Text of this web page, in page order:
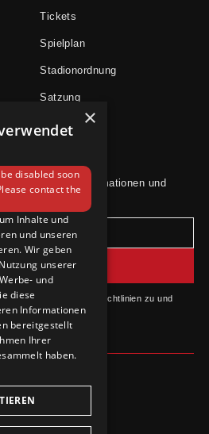
Tickets
Spielplan
Stadionordnung
Satzung
für aktuelle Informationen und
unseren Datenschutzrichtlinien zu und
×
disabled soon
contact the
Inhalte und
und unseren
Wir geben
unserer
und
diese
Informationen
bereitgestellt
Ihrer
haben.